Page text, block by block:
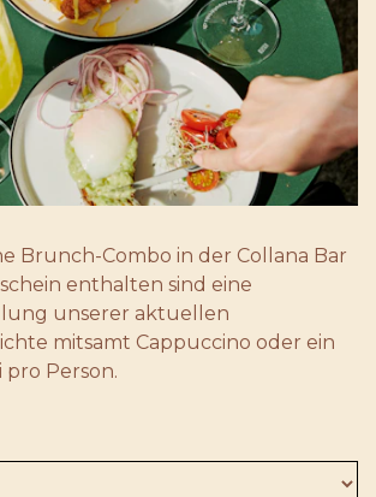
Brunch-Combo in der Collana Bar
enthalten sind eine
unserer aktuellen
mitsamt Cappuccino oder ein
pro Person.